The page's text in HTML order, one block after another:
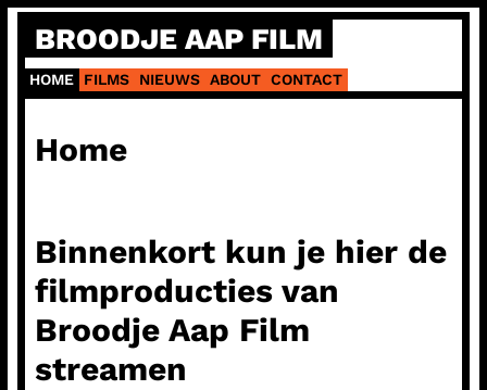
naar
de
inhoud
BROODJE AAP FILM
HOME FILMS NIEUWS ABOUT CONTACT
Home
Binnenkort kun je hier de
filmproducties van
Broodje Aap Film
streamen